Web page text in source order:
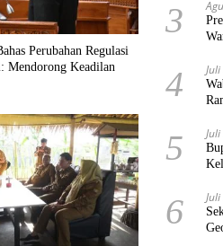
Perubahan Regulasi
Mendorong Keadilan
3
4
5
6